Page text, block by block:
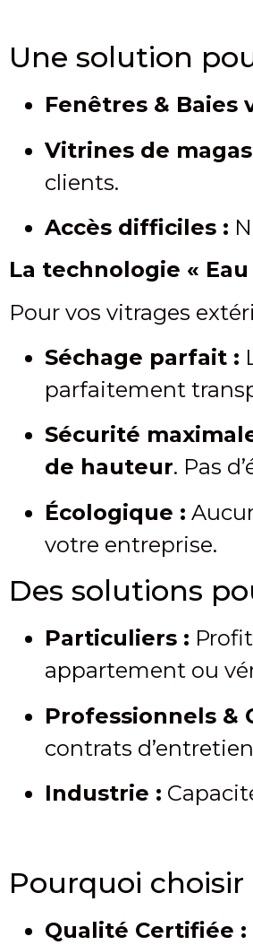
Une solution
Fenêtres & Baies
Vitrines de
clients.
Accès difficiles :
La technologie «
Pour vos vitrages
Séchage parfait :
parfaitement
Sécurité
de hauteur. Pas
Écologique :
votre entreprise.
Des solutions
Particuliers :
appartement ou
Professionnels &
contrats
Industrie :
Pourquoi choisir
Qualité Certifiée :